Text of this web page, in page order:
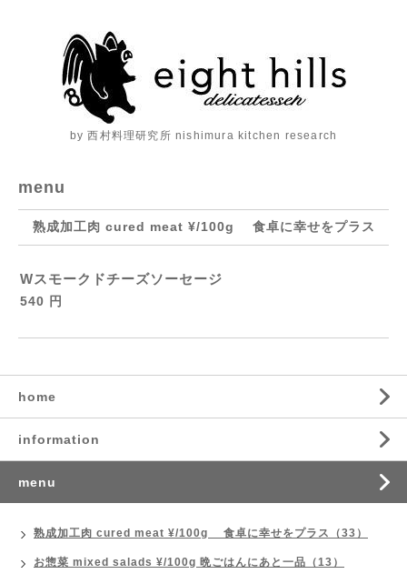
by 西村料理研究所 nishimura kitchen research
menu
熟成加工肉 cured meat ¥/100g 食卓に幸せをプラス
Wスモークドチーズソーセージ
540 円
home
information
menu
熟成加工肉 cured meat ¥/100g 食卓に幸せをプラス（33）
お惣菜 mixed salads ¥/100g 晩ごはんにあと一品（13）